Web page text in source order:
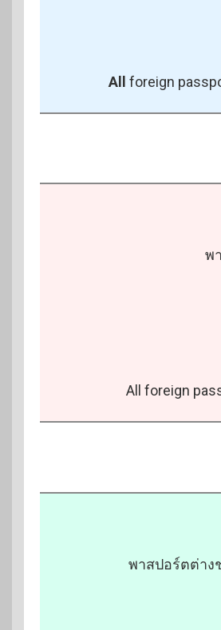
All foreign
พ
All foreign
พาสปอร์ตต่าง